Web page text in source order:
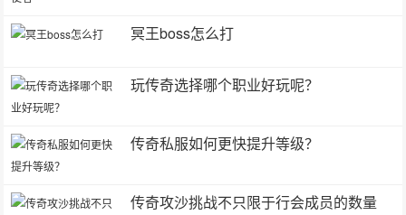
冥王boss怎么打
玩传奇选择哪个职业好玩呢？
传奇私服如何更快提升等级？
传奇攻沙挑战不只限于行会成员的数量